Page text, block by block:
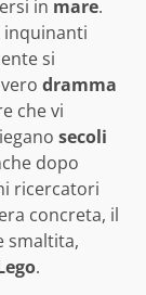
in mare.
inquinanti
si
dramma
che vi
secoli
dopo
ricercatori
concreta, il
smaltita,
.